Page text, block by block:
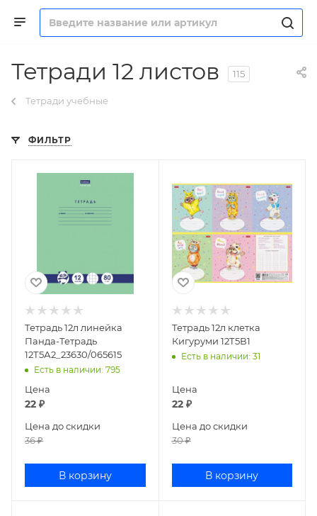
Тетради 12 листов 115
Тетради учебные
ФИЛЬТР
Тетрадь 12л линейка
Панда-Тетрадь
12Т5А2_23630/065615
Есть в наличии: 795
Цена
22 ₽
Цена до скидки
36₽
В корзину
Тетрадь 12л клетка
Кигуруми 12Т5В1
Есть в наличии: 31
Цена
22₽
Цена до скидки
30₽
В корзину